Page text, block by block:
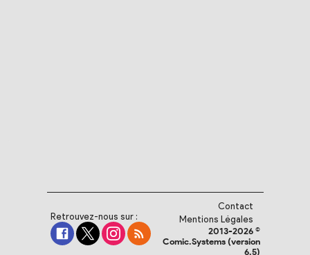
Retrouvez-nous sur :
Contact
Mentions Légales
2013-2026 ©
Comic.Systems (version
6.5)